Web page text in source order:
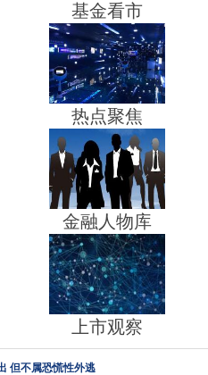
基金看市
热点聚焦
金融人物库
上市观察
但不属恐慌性外逃